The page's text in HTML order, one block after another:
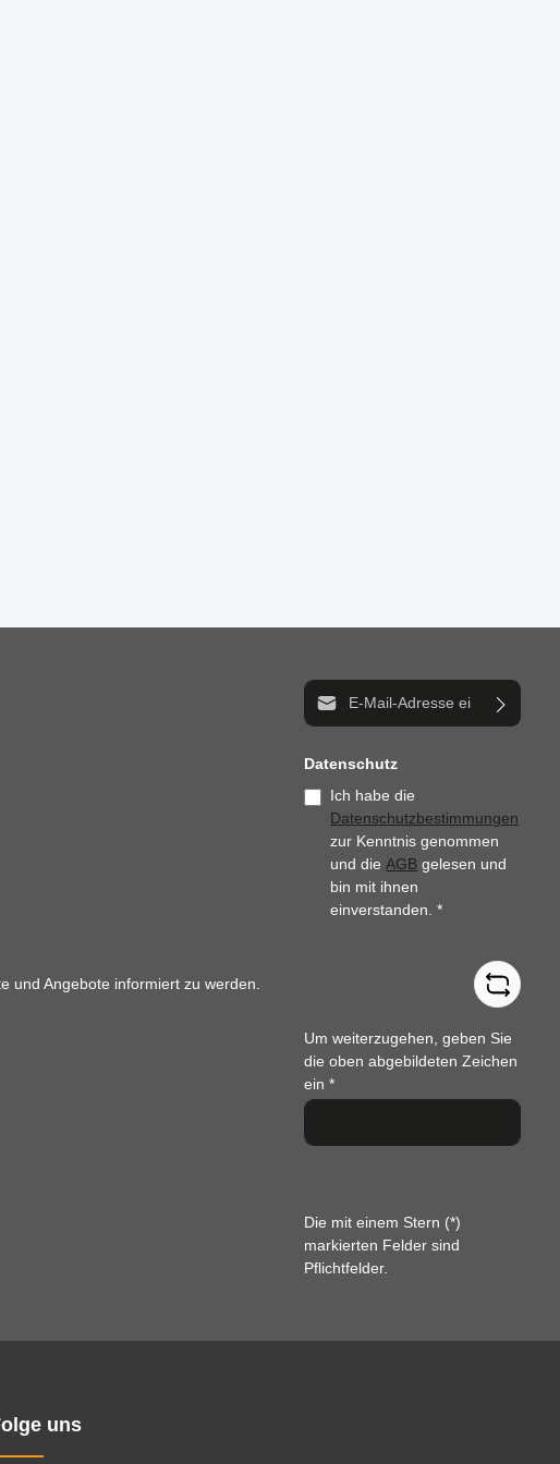
und Angebote informiert zu werden.
E-Mail-Adresse*
Datenschutz
Ich habe die
Datenschutzbestimmungen
zur Kenntnis genommen
und dieAGB gelesen und
bin mit ihnen
einverstanden.*
Um weiterzugehen, geben Sie
die oben abgebildeten Zeichen
ein*
Die mit einem Stern (*)
markierten Felder sind
Pflichtfelder.
uns